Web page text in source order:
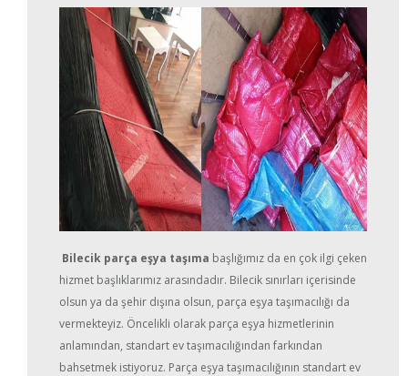
Bilecik parça eşya taşıma başlığımız da en çok ilgi çeken
hizmet başlıklarımız arasındadır. Bilecik sınırları içerisinde
olsun ya da şehir dışına olsun, parça eşya taşımacılığı da
vermekteyiz. Öncelikli olarak parça eşya hizmetlerinin
anlamından, standart ev taşımacılığından farkından
bahsetmek istiyoruz. Parça eşya taşımacılığının standart ev